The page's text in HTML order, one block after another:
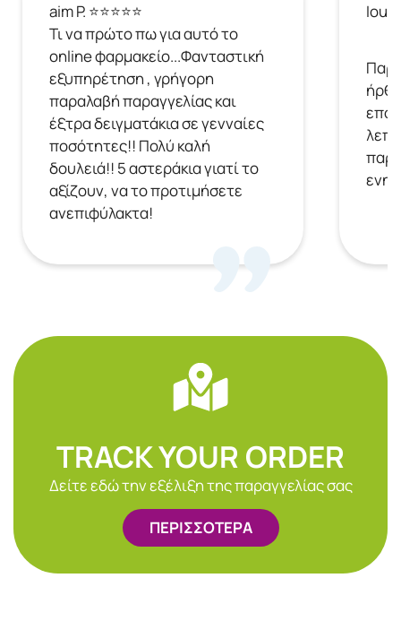
aim P. ⭐⭐⭐⭐⭐
Τι να πρώτο πω για αυτό το
online φαρμακείο...Φανταστική
εξυπηρέτηση , γρήγορη
παραλαβή παραγγελίας και
έξτρα δειγματάκια σε γενναίες
ποσότητες!! Πολύ καλή
δουλειά!! 5 αστεράκια γιατί το
αξίζουν, να το προτιμήσετε
ανεπιφύλακτα!
Ioulia
TRACK YOUR ORDER
Δείτε εδώ την εξέλιξη της παραγγελίας σας
ΠΕΡΙΣΣΟΤΕΡΑ